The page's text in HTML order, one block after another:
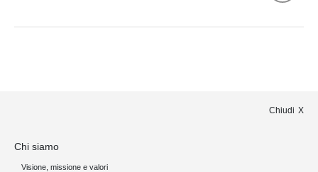
Chiudi
Chi siamo
Visione, missione e valori